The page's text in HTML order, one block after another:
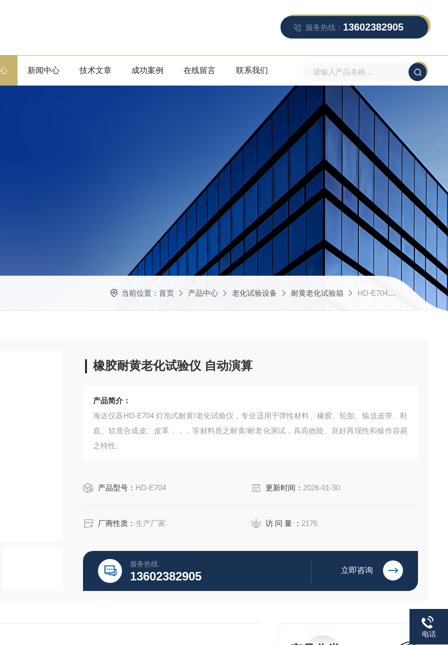
服务热线： 13602382905
新闻中心 技术文章 成功案例 在线留言 联系我们
当前位置： 首页 产品中心 老化试验设备 耐黄老化试验箱 HD-E704橡胶耐黄老化试验仪 自动演算
橡胶耐黄老化试验仪 自动演算
产品简介：
海达仪器HD-E704 灯泡式耐黄/老化试验仪，专业适用于弹性材料、橡胶、轮胎、输送皮带、鞋
底、软质合成皮、皮革．．．等材料质之耐黄/耐老化测试，具高效能、良好再现性和操作容易
之特性。
产品型号： HD-E704 更新时间： 2026-01-30
厂商性质：生产厂家 访 问 量 ： 2176
服务热线
13602382905 立即咨询
电话